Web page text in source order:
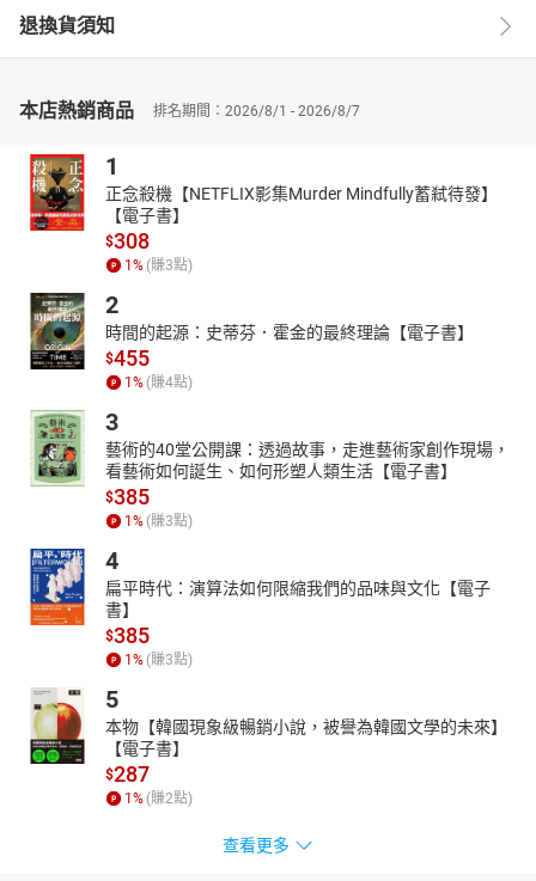
聽說圖寫：烘焙坊訂購單
★電子書無提供點讀功能及互動學習軟體下載。
退換貨須知
本店熱銷商品 排名期間：2026/8/1 - 2026/8/7
1
正念殺機【NETFLIX影集Murder Mindfully蓄弒待發】
【電子書】
$308
1 % (賺3點)
2
時間的起源：史蒂芬．霍金的最終理論【電子書】
$455
1 % (賺4點)
3
藝術的40堂公開課：透過故事，走進藝術家創作現場，
看藝術如何誕生、如何形塑人類生活【電子書】
$385
1 % (賺3點)
4
扁平時代：演算法如何限縮我們的品味與文化【電子
書】
$385
1 % (賺3點)
5
本物【韓國現象級暢銷小說，被譽為韓國文學的未來】
【電子書】
$287
1 % (賺2點)
查看更多